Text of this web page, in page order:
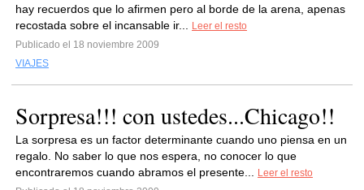
hay recuerdos que lo afirmen pero al borde de la arena, apenas
recostada sobre el incansable ir...
Leer el resto
Publicado el 18 noviembre 2009
VIAJES
Sorpresa!!! con ustedes...Chicago!!
La sorpresa es un factor determinante cuando uno piensa en un
regalo. No saber lo que nos espera, no conocer lo que
encontraremos cuando abramos el presente...
Leer el resto